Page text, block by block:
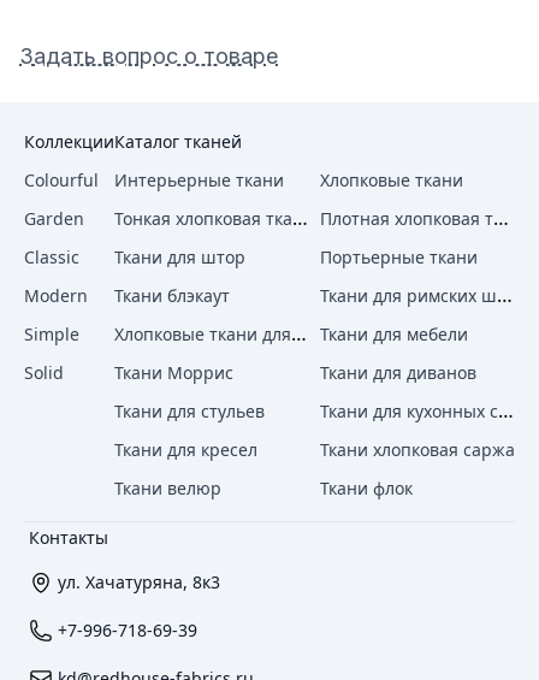
Задать вопрос о товаре
Контакты
ул. Хачатуряна, 8к3
+7-996-718-69-39
Коллекции
Colourful
Garden
Classic
Modern
Simple
Solid
Каталог тканей
Интерьерные ткани
Хлопковые ткани
Тонкая хлопковая ткань Плотная хлопковая ткань
Ткани для штор
Портьерные ткани
Ткани блэкаут
Ткани для римских штор
Хлопковые ткани для штор
Ткани для мебели
Ткани Моррис
Ткани для диванов
Ткани для стульев
Ткани для кухонных стульев
Ткани для кресел
Ткани хлопковая саржа
Ткани велюр
Ткани флок